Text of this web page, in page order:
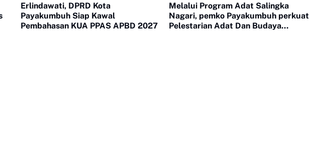
Erlindawati, DPRD Kota
Payakumbuh Siap Kawal
Pembahasan KUA PPAS APBD 2027
Melalui Program Adat Salingka
Nagari, pemko Payakumbuh perkuat
Pelestarian Adat Dan Budaya